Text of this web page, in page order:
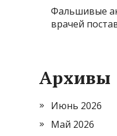
Фальшивые
врачей
Архивы
Июнь 2026
Май 2026